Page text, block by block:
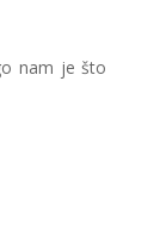
nam je što